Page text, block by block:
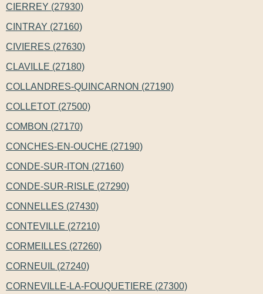
CIERREY (27930)
CINTRAY (27160)
CIVIERES (27630)
CLAVILLE (27180)
COLLANDRES-QUINCARNON (27190)
COLLETOT (27500)
COMBON (27170)
CONCHES-EN-OUCHE (27190)
CONDE-SUR-ITON (27160)
CONDE-SUR-RISLE (27290)
CONNELLES (27430)
CONTEVILLE (27210)
CORMEILLES (27260)
CORNEUIL (27240)
CORNEVILLE-LA-FOUQUETIERE (27300)